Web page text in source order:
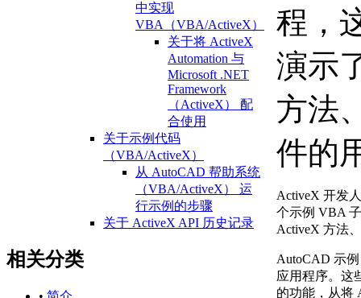
中实现
VBA（VBA/ActiveX）
关于将 ActiveX
Automation 与
Microsoft .NET
Framework
（ActiveX） 配
合使用
关于示例代码
（VBA/ActiveX）
从 AutoCAD 帮助系统
（VBA/ActiveX） 运
行示例的步骤
关于 ActiveX API 历史记录
相关分类
程，
演示
方法
件的
ActiveX 开发
个示例 VBA
ActiveX 方法
AutoCAD 示
应用程序。这
的功能，从将